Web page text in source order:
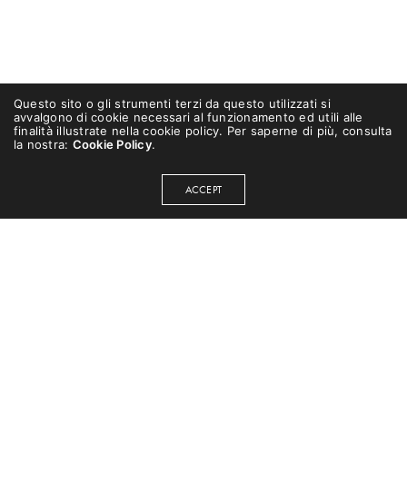
Questo sito o gli strumenti terzi da questo utilizzati si
avvalgono di cookie necessari al funzionamento ed utili alle
finalità illustrate nella cookie policy. Per saperne di più, consulta
la nostra: Cookie Policy.
ACCEPT